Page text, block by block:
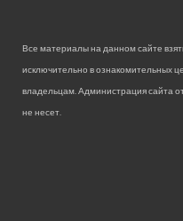
Все материалы на данном сайте
исключительно в ознакомительных
владельцам. Администрация сайта
не несет.